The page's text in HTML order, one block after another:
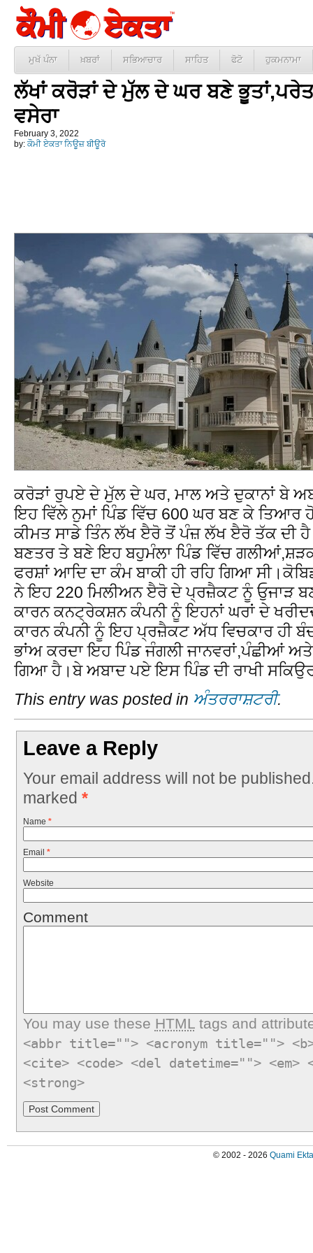
ਮੁਖੱ ਪੰਨਾ ਖ਼ਬਰਾਂ ਸਭਿਆਚਾਰ ਸਾਹਿਤ ਫੋਟੋ ਹੁਕਮਨਾਮਾ
ਲੱਖਾਂ ਕਰੋੜਾਂ ਦੇ ਮੁੱਲ ਦੇ ਘਰ ਬਣੇ
ਵਸੇਰਾ
February 3, 2022
by: ਕੌਮੀ ਏਕਤਾ ਨਿਊਜ਼ ਬੀਊਰੋ
ਕਰੋੜਾਂ ਰੁਪਏ ਦੇ ਮੁੱਲ ਦੇ ਘਰ, ਮਾਲ ਅਤੇ ਦੁਕਾਨਾਂ ਬੇ
ਇਹ ਵਿੱਲੇ ਨੁਮਾਂ ਪਿੰਡ ਵਿੱਚ 600 ਘਰ ਬਣ ਕੇ ਤਿਆਰ
ਕੀਮਤ ਸਾਡੇ ਤਿੰਨ ਲੱਖ ੲੈਰੋ ਤੋਂ ਪੰਜ਼ ਲੱਖ ੲੈਰੋ ਤੱਕ ਦੀ
ਬਣਤਰ ਤੇ ਬਣੇ ਇਹ ਬਹੁਮੰਲਾ ਪਿੰਡ ਵਿੱਚ
ਫਰਸ਼ਾਂ ਆਦਿ ਦਾ ਕੰਮ ਬਾਕੀ ਹੀ ਰਹਿ ਗਿਆ
ਨੇ ਇਹ 220 ਮਿਲੀਅਨ ੲੈਰੋ ਦੇ ਪ੍ਰਜ਼ੈਕਟ ਨੂੰ ਓੁਜਾੜ
ਕਾਰਨ ਕਨਟ੍ਰੇਕਸ਼ਨ ਕੰਪਨੀ ਨੂੰ ਇਹਨਾਂ ਘਰਾਂ ਦੇ
ਕਾਰਨ ਕੰਪਨੀ ਨੂੰ ਇਹ ਪ੍ਰਜ਼ੈਕਟ ਅੱਧ ਵਿਚਕਾਰ ਹੀ
ਭਾਂਅ ਕਰਦਾ ਇਹ ਪਿੰਡ ਜੰਗਲੀ ਜਾਨਵਰਾਂ,ਪੰਛੀਆਂ ਅਤੇ
ਗਿਆ ਹੈ।ਬੇ ਅਬਾਦ ਪਏ ਇਸ ਪਿੰਡ ਦੀ ਰਾਖੀ
This entry was posted in ਅੰਤਰਰਾਸ਼ਟਰੀ.
Leave a Reply
Your email address will not be
marked *
Name *
Email *
Website
Comment
You may use these HTMLtags and
<abbr title=""> <acronym title="">
<cite> <code> <del datetime="">
<strong>
© 2002 - 2026 Quami